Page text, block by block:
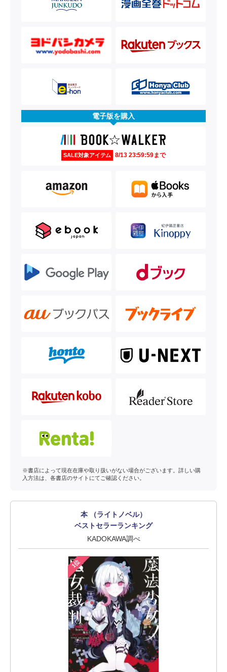
電子版を購入
SALE対象アイテム 8/13 23:59:59まで
※書店によって現在在庫や取り扱いがない場合がございます。詳しい購
入方法は、各書店のサイトにてご確認ください。
本 （ライトノベル）
ベストセラーランキング
KADOKAWA調べ
1位